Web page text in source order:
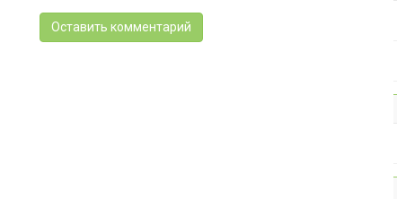
Оставить комментарий